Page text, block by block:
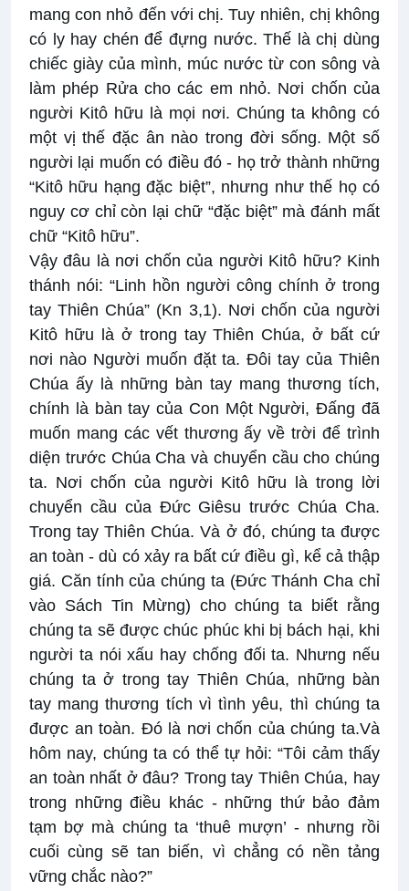
mang con nhỏ đến với chị. Tuy nhiên, chị không
có ly hay chén để đựng nước. Thế là chị dùng
chiếc giày của mình, múc nước từ con sông và
làm phép Rửa cho các em nhỏ. Nơi chốn của
người Kitô hữu là mọi nơi. Chúng ta không có
một vị thế đặc ân nào trong đời sống. Một số
người lại muốn có điều đó - họ trở thành những
“Kitô hữu hạng đặc biệt”, nhưng như thế họ có
nguy cơ chỉ còn lại chữ “đặc biệt” mà đánh mất
chữ “Kitô hữu”.
Vậy đâu là nơi chốn của người Kitô hữu? Kinh
thánh nói: “Linh hồn người công chính ở trong
tay Thiên Chúa” (Kn 3,1). Nơi chốn của người
Kitô hữu là ở trong tay Thiên Chúa, ở bất cứ
nơi nào Người muốn đặt ta. Đôi tay của Thiên
Chúa ấy là những bàn tay mang thương tích,
chính là bàn tay của Con Một Người, Đấng đã
muốn mang các vết thương ấy về trời để trình
diện trước Chúa Cha và chuyển cầu cho chúng
ta. Nơi chốn của người Kitô hữu là trong lời
chuyển cầu của Đức Giêsu trước Chúa Cha.
Trong tay Thiên Chúa. Và ở đó, chúng ta được
an toàn - dù có xảy ra bất cứ điều gì, kể cả thập
giá. Căn tính của chúng ta (Đức Thánh Cha chỉ
vào Sách Tin Mừng) cho chúng ta biết rằng
chúng ta sẽ được chúc phúc khi bị bách hại, khi
người ta nói xấu hay chống đối ta. Nhưng nếu
chúng ta ở trong tay Thiên Chúa, những bàn
tay mang thương tích vì tình yêu, thì chúng ta
được an toàn. Đó là nơi chốn của chúng ta.Và
hôm nay, chúng ta có thể tự hỏi: “Tôi cảm thấy
an toàn nhất ở đâu? Trong tay Thiên Chúa, hay
trong những điều khác - những thứ bảo đảm
tạm bợ mà chúng ta ‘thuê mượn’ - nhưng rồi
cuối cùng sẽ tan biến, vì chẳng có nền tảng
vững chắc nào?”